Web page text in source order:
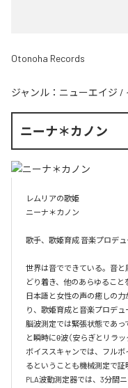
Otonoha Records
ジャンル： ニューエイジ /
ニーナ＊カノン
レムリアの歌姫
ニーナ＊カノン
歌手、歌姫育成 音楽プロデュ
世界は音でできている。音
どり着き、他のあらゆること
日本語と女性の声の癒しの
り、歌姫育成と音楽プロデュ
脳波測定では緊張状態であっ
と瞬時にθ波（安らぎとリラ
ボイススキャンでは、フルボ
るということも機械測定で証
PLA波動測定器では、3分間